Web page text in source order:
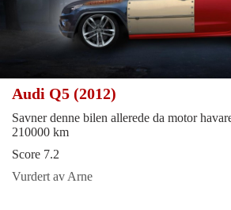
Audi Q5 (2012)
Savner denne bilen allerede da motor
210000 km
Score 7.2
Vurdert av Arne